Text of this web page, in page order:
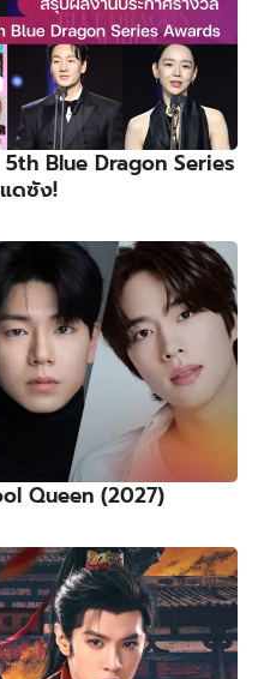
5th Blue Dragon Series
ดซัง!
Queen (2027)